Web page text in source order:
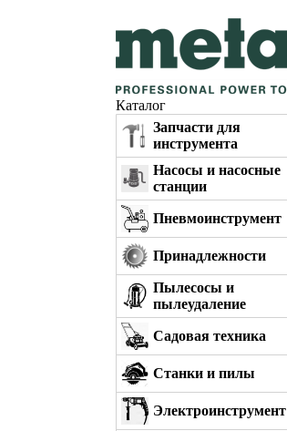
Каталог
Запчасти для
инструмента
Насосы и насосные
станции
Пневмоинструмент
Принадлежности
Пылесосы и
пылеудаление
Садовая техника
Станки и пилы
Электроинструмент